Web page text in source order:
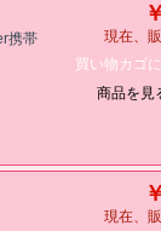
携帯
現在、
買い物カゴ
商品を見
現在、